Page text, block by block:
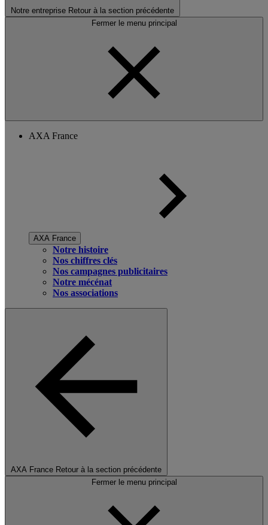
Notre entreprise Retour à la section précédente
Fermer le menu principal
AXA France
AXA France
Notre histoire
Nos chiffres clés
Nos campagnes publicitaires
Notre mécénat
Nos associations
AXA France Retour à la section précédente
Fermer le menu principal